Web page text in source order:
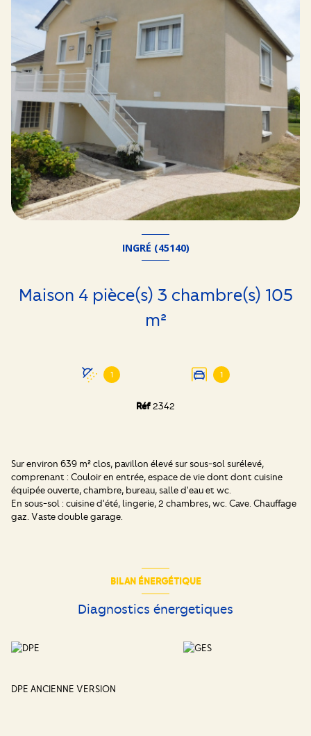
INGRÉ (45140)
Maison 4 pièce(s) 3 chambre(s) 105
m²
1 1
Réf2342
Sur environ 639 m² clos, pavillon élevé sur sous-sol surélevé,
comprenant : Couloir en entrée, espace de vie dont dont cuisine
équipée ouverte, chambre, bureau, salle d'eau et wc.
En sous-sol : cuisine d'été, lingerie, 2 chambres, wc. Cave. Chauffage
gaz. Vaste double garage.
BILAN ÉNERGÉTIQUE
Diagnostics énergetiques
DPE ANCIENNE VERSION